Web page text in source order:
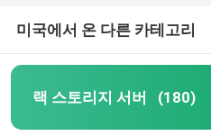
미국에서 온 다른 카테고리
랙 스토리지 서버 (180)